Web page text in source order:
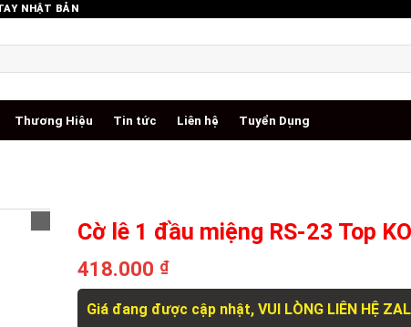
NHẬT BẢN
Thương Hiệu Tin tức Liên hệ Tuyển Dụng
Cờ lê 1 đầu miệng RS-23 Top
418.000 ₫
Giá đang được cập nhật, VUI LÒNG LIÊN HỆ